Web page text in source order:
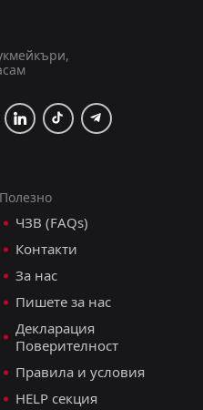
Полезно
ЧЗВ (FAQs)
Контакти
За нас
Пишете за нас
Декларация
Поверителност
Правила и условия
HELP секция